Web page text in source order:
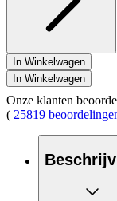
In Winkelwagen
In Winkelwagen
Onze klanten
( 25819